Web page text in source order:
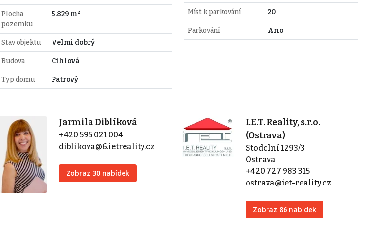
Plocha
pozemku
5.829 m²
Stav objektu Velmi dobrý
Budova Cihlová
Typ domu Patrový
Míst k parkování 20
Parkování Ano
Jarmila Diblíková
+420 595 021 004
diblikova@6.ietreality.cz
Zobraz 30 nabídek
I.E.T. Reality, s.r.o.
(Ostrava)
Stodolní 1293/3
Ostrava
+420 727 983 315
ostrava@iet-reality.cz
Zobraz 86 nabídek